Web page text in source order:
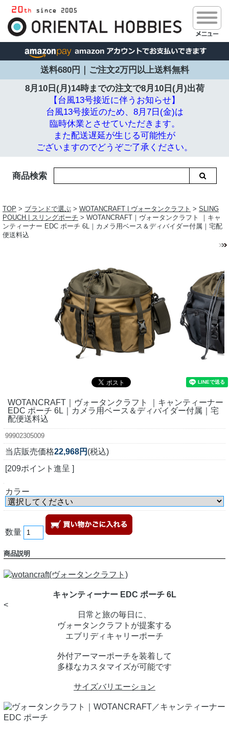
送料680円｜ご注文2万円以上送料無料
8月10日(月)14時までの注文で8月10日(月)出荷
【台風13号接近に伴うお知らせ】
台風13号接近のため、8月7日(金)は
臨時休業とさせていただきます。
また配送遅延が生じる可能性が
ございますのでどうぞご了承ください。
商品検索
TOP > ブランドで選ぶ > WOTANCRAFT | ヴォータンクラフト > SLING
POUCH | スリングポーチ > WOTANCRAFT｜ヴォータンクラフト ｜キャ
ンティーナー EDC ポーチ 6L｜カメラ用ベース＆ディバイダー付属｜宅配
便送料込
WOTANCRAFT｜ヴォータンクラフト ｜キャンティーナー
EDC ポーチ 6L｜カメラ用ベース＆ディバイダー付属｜宅
配便送料込
99902305009
当店販売価格22,968円 (税込)
[209ポイント進呈 ]
カラー
数量
商品説明
キャンティーナー EDC ポーチ 6L
<
日常と旅の毎日に、
ヴォータンクラフトが提案する
エブリディキャリーポーチ
外付アーマーポーチを装着して
多様なカスタマイズが可能です
サイズバリエーション